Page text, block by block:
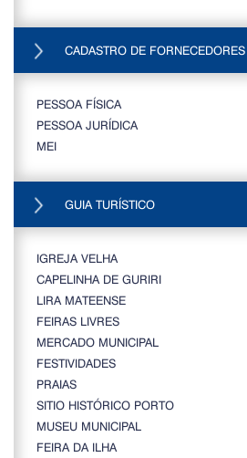
CADASTRO DE FORNECEDORES
PESSOA FÍSICA
PESSOA JURÍDICA
MEI
GUIA TURÍSTICO
IGREJA VELHA
CAPELINHA DE GURIRI
LIRA MATEENSE
FEIRAS LIVRES
MERCADO MUNICIPAL
FESTIVIDADES
PRAIAS
SITIO HISTÓRICO PORTO
MUSEU MUNICIPAL
FEIRA DA ILHA